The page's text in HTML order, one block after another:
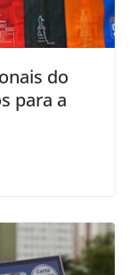
do
para a